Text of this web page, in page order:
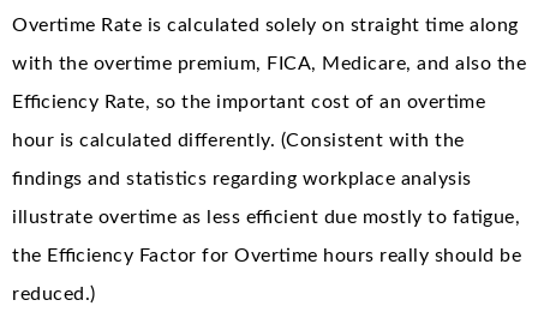
Overtime Rate is calculated solely on straight time along
with the overtime premium, FICA, Medicare, and also the
Efficiency Rate, so the important cost of an overtime
hour is calculated differently. (Consistent with the
findings and statistics regarding workplace analysis
illustrate overtime as less efficient due mostly to fatigue,
the Efficiency Factor for Overtime hours really should be
reduced.)